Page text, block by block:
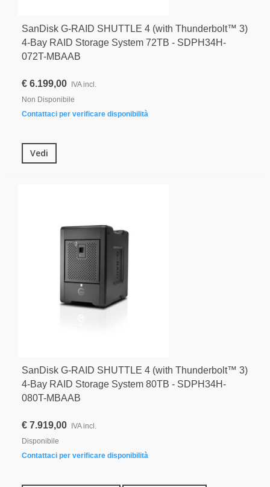
SanDisk G-RAID SHUTTLE 4 (with Thunderbolt™ 3)
4-Bay RAID Storage System 72TB - SDPH34H-
072T-MBAAB
€ 6.199,00
IVA incl.
Non Disponibile
Contattaci per verificare disponibilità
Vedi
SanDisk G-RAID SHUTTLE 4 (with Thunderbolt™ 3)
4-Bay RAID Storage System 80TB - SDPH34H-
080T-MBAAB
€ 7.919,00
IVA incl.
Disponibile
Contattaci per verificare disponibilità